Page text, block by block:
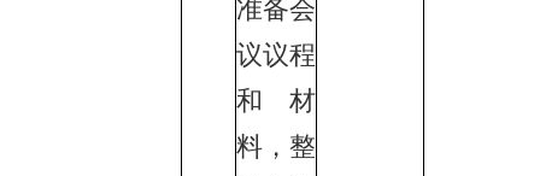
准备会
议议程
和材
料，整